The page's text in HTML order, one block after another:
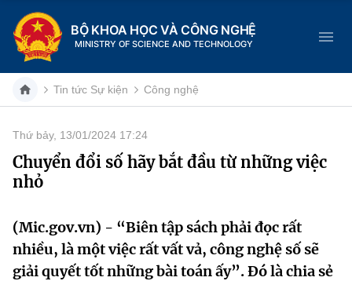
BỘ KHOA HỌC VÀ CÔNG NGHỆ
MINISTRY OF SCIENCE AND TECHNOLOGY
Danh mục
Trang chủ
Giới thiệu
Chức năng nhiệm vụ
Tin tức sự kiện
Tin tức Sự kiện Công nghệ
Thứ bảy, 13/01/2024 17:24
Chuyển đổi số hãy bắt đầu từ những việc
nhỏ
(Mic.gov.vn) - “Biên tập sách phải đọc rất
nhiều, là một việc rất vất vả, công nghệ số sẽ
giải quyết tốt những bài toán ấy”. Đó là chia sẻ